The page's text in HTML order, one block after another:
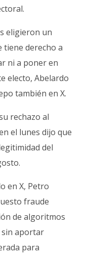
eligieron un
tiene derecho a
ni a poner en
electo, Abelardo
también en X.
rechazo al
el lunes dijo que
del
en X, Petro
fraude
de algoritmos
sin aportar
para